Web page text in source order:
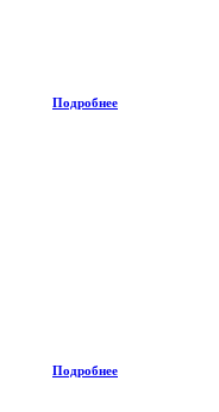
Подробнее
Подробнее